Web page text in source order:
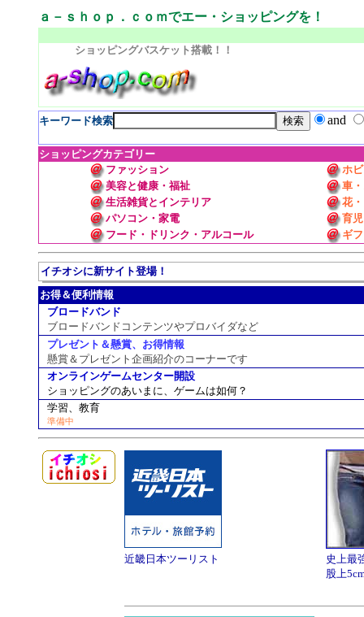
ａ－ｓｈｏｐ．ｃｏｍでエー・ショッピングを！
ショッピングバスケット搭載！！
キーワード検索 and
ショッピングカテゴリー
ファッション
ホ
美容と健康・福祉
車
生活雑貨とインテリア
花
パソコン・家電
育
フード・ドリンク・アルコール
ギ
イチオシに新サイト登場！
お得＆便利情報
ブロードバンド
ブロードバンドコンテンツやプロバイダなど
プレゼント＆懸賞、お得情報
懸賞＆プレゼント企画紹介のコーナーです
オンラインゲームセンター開設
ショッピングのあいまに、ゲームは如何？
学習、教育
準備中
近畿日本ツーリスト
史上最
股上